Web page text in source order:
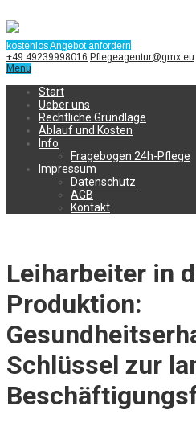
kostenlos Angebot anfordern
+49 49239998016 Pflegeagentur@gmx.eu
Menu
Start
Ueber uns
Rechtliche Grundlage
Ablauf und Kosten
Info
Fragebogen 24h-Pflege
Impressum
Datenschutz
AGB
Kontakt
Leiharbeiter in
Produktion:
Schlüssel zur